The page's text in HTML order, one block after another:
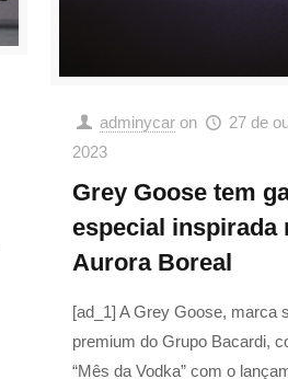
adminycar on
27 de
2023
Grey Goose tem
especial inspirada
Aurora Boreal
[ad_1] A Grey Goose, marca
premium do Grupo Bacardi,
“Mês da Vodka” com o